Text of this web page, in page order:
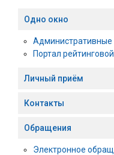
Одно окно
Портал
Личный приём
Контакты
Обращения
Электронное